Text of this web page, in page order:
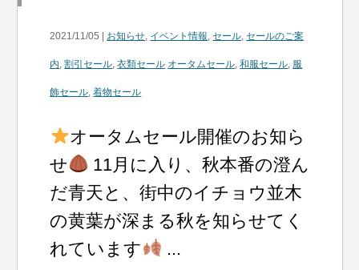
2021/11/05 | お知らせ, イベント情報,セール,セールのご案
内,割引セール,衣類セール オータムセール,和服セール, 服
飾セール,着物セール
オータムセール開催のお知ら
せ
11月に入り、秋本番の澄ん
だ青天と、街中のイチョウ並木
の黄葉が深まる秋を知らせてく
れています
...